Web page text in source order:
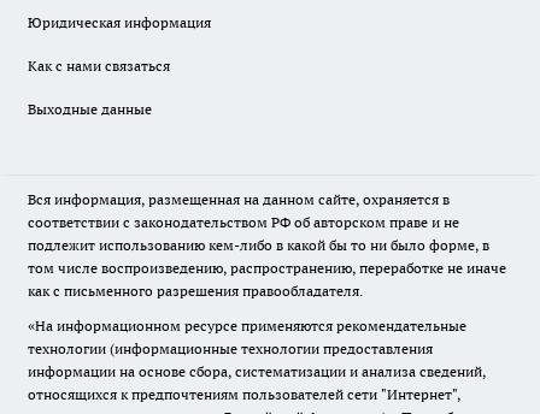
Юридическая информация
Как с нами связаться
Выходные данные
Вся информация, размещенная на данном сайте, охраняется в
соответствии с законодательством РФ об авторском праве и не
подлежит использованию кем-либо в какой бы то ни было форме, в
том числе воспроизведению, распространению, переработке не иначе
как с письменного разрешения правообладателя.
«На информационном ресурсе применяются рекомендательные
технологии (информационные технологии предоставления
информации на основе сбора, систематизации и анализа сведений,
относящихся к предпочтениям пользователей сети "Интернет",